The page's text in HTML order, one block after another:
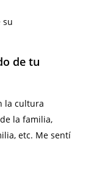
su
de tu
la cultura
la familia,
etc. Me sentí